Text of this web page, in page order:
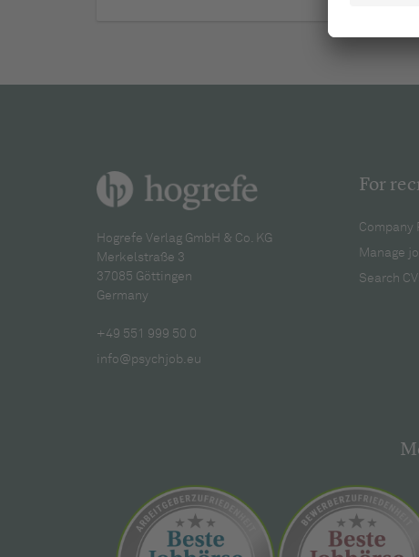
Hogrefe Verlag GmbH & Co. KG
Merkelstraße 3
37085 Göttingen
Germany
+49 551 999 50 0
info@psychjob.eu
For
Company
Manage
Search